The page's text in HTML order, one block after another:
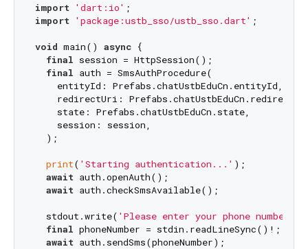
import 'dart:io'
import 'package:ustb_sso/ustb_sso.dart' ;
void main() async {
final session = HttpSession();
final auth = SmsAuthProcedure(
    entityId: Prefabs.chatUstbEduCn.entityId,
redirectUri:
    state: Prefabs.chatUstbEduCn.state,
    session: session,
  );
print( 'Starting authentication...' );
await auth.openAuth();
await auth.checkSmsAvailable();
  stdout.write(
'Please enter your phone number: '
final phoneNumber = stdin.readLineSync()!;
await auth.sendSms(phoneNumber);